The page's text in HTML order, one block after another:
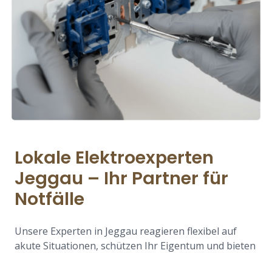
Lokale Elektroexperten
Jeggau – Ihr Partner für
Notfälle
Unsere Experten in Jeggau reagieren flexibel auf
akute Situationen, schützen Ihr Eigentum und bieten